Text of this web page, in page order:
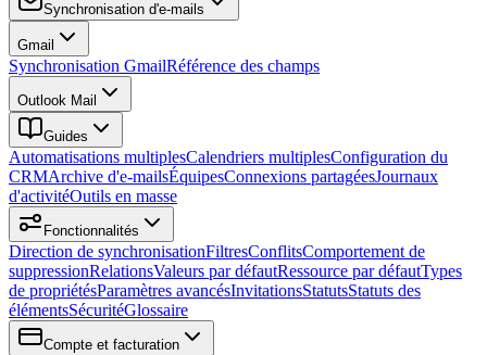
Synchronisation d'e-mails
Gmail
Synchronisation GmailRéférence des champs
Outlook Mail
Guides
Automatisations multiplesCalendriers multiplesConfiguration du
CRMArchive d'e-mailsÉquipesConnexions partagéesJournaux
d'activitéOutils en masse
Fonctionnalités
Direction de synchronisationFiltresConflitsComportement de
suppressionRelationsValeurs par défautRessource par défautTypes
de propriétésParamètres avancésInvitationsStatutsStatuts des
élémentsSécuritéGlossaire
Compte et facturation